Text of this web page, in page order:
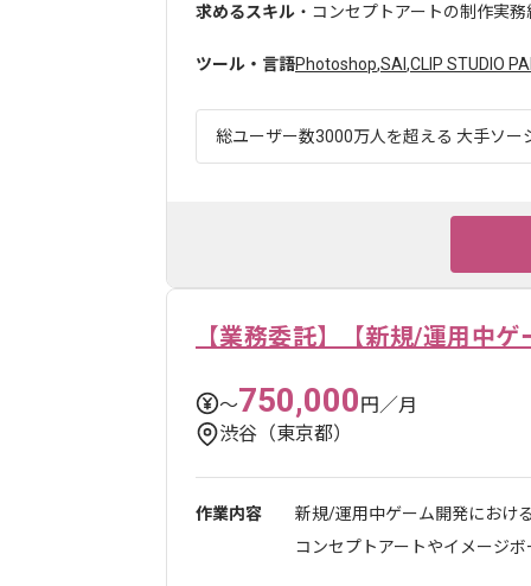
求めるスキル ・コンセプトアートの制作実
ツール・言語Photoshop,SAI ,CLIP STUDIO
総ユーザー数3000万人を超える 大手ソ
【業務委託】【新規/運用中
〜750,000円／月
渋谷（東京都）
作業内容
新規/運用中ゲーム開発におけ
コンセプトアートやイメージ